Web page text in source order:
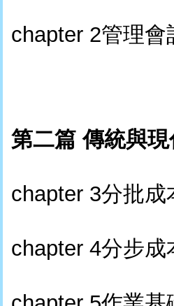
chapter 2管理
第二篇 傳統與
chapter 3分批成
chapter 4分步成